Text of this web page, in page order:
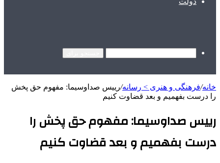
خانه/فرهنگی و هنری > رسانه/رییس صداوسیما: مفهوم حق پخش
را درست بفهمیم و بعد قضاوت کنیم
رییس صداوسیما: مفهوم حق پخش را
درست بفهمیم و بعد قضاوت کنیم